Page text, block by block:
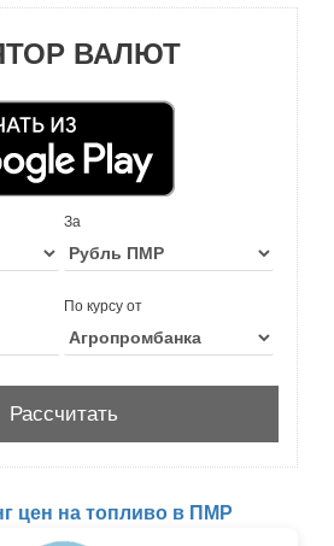
ВАЛЮТ
За
По курсу от
цен на топливо в ПМР